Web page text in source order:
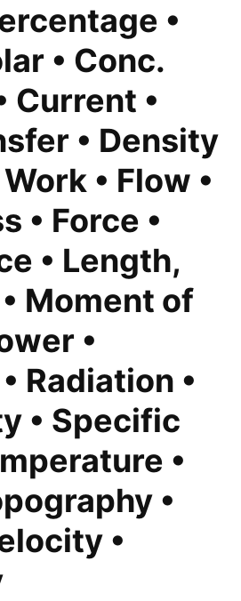
•
• Conc.
Current •
• Density
• Flow •
• Force •
• Length,
Moment of
•
Radiation •
• Specific
•
•
•